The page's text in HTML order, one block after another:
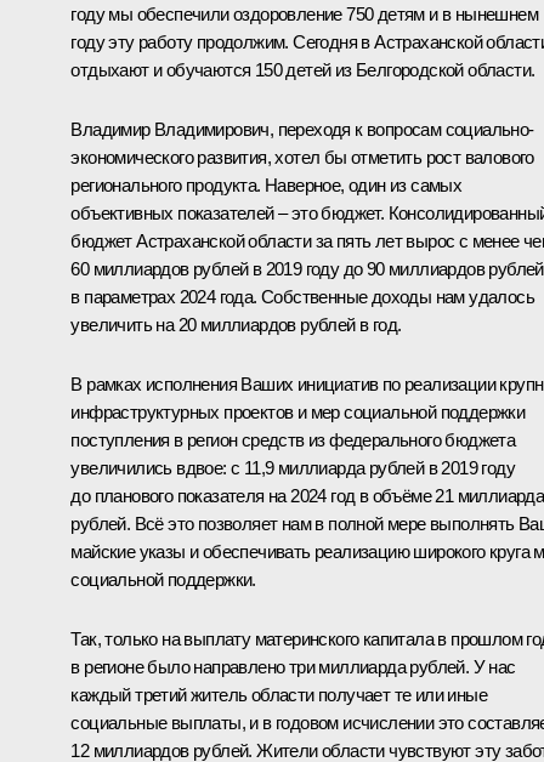
году мы обеспечили оздоровление 750 детям и в нынешнем
году эту работу продолжим. Сегодня в Астраханской
отдыхают и обучаются 150 детей из Белгородской области.
Владимир Владимирович, переходя к вопросам социально-
экономического развития, хотел бы отметить рост валового
регионального продукта. Наверное, один из самых
объективных показателей – это бюджет.
бюджет Астраханской области за пять лет вырос с менее
60 миллиардов рублей в 2019 году до 90 миллиардов рублей
в параметрах 2024 года. Собственные доходы нам удалось
увеличить на 20 миллиардов рублей в год.
В рамках исполнения Ваших инициатив по реализации
инфраструктурных проектов и мер социальной поддержки
поступления в регион средств из федерального бюджета
увеличились вдвое: с 11,9 миллиарда рублей в 2019 году
до планового показателя на 2024 год в объёме 21 миллиарда
рублей. Всё это позволяет нам в полной мере выполнять
майские указы и обеспечивать реализацию широкого круга
социальной поддержки.
Так, только на выплату материнского капитала в прошлом
в регионе было направлено три миллиарда рублей. У нас
каждый третий житель области получает те или иные
социальные выплаты, и в годовом исчислении это
12 миллиардов рублей. Жители области чувствуют эту